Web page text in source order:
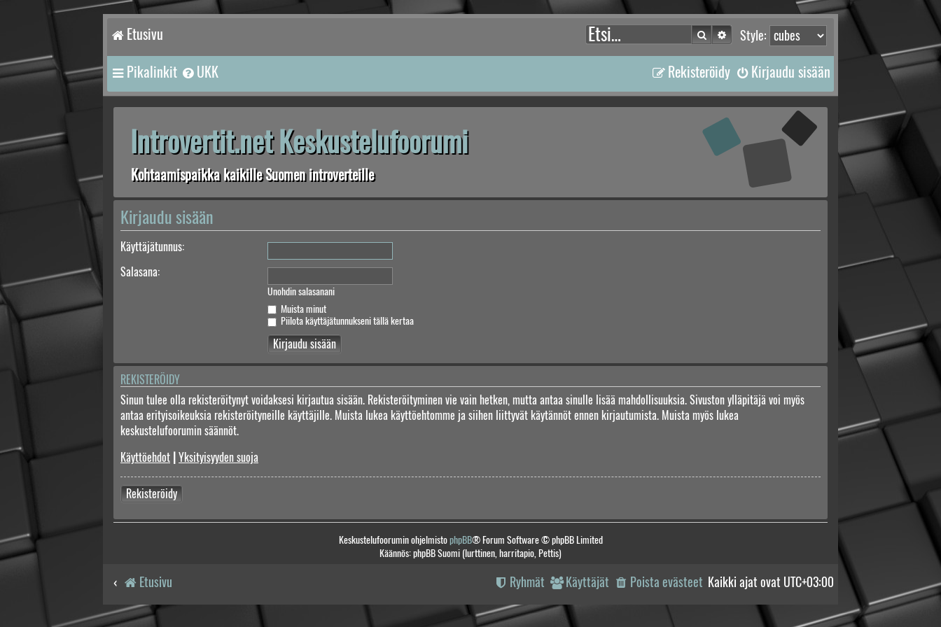
Etusivu Style:
Etsi Tarkennettu haku
Pikalinkit UKK Kirjaudu sisään
Rekisteröidy
Introvertit.net Keskustelufoorumi
Kohtaamispaikka kaikille Suomen introverteille
Kirjaudu sisään
Käyttäjätunnus:
Salasana:
Unohdin salasanani
Muista minut
Piilota käyttäjätunnukseni tällä kertaa
REKISTERÖIDY
Sinun tulee olla rekisteröitynyt voidaksesi kirjautua sisään. Rekisteröityminen vie vain hetken, mutta antaa sinulle lisää mahdollisuuksia. Sivuston ylläpitäjä voi myös
antaa erityisoikeuksia rekisteröityneille käyttäjille. Muista lukea käyttöehtomme ja siihen liittyvät käytännöt ennen kirjautumista. Muista myös lukea
keskustelufoorumin säännöt.
Käyttöehdot | Yksityisyyden suoja
Rekisteröidy
Keskustelufoorumin ohjelmistophpBB® Forum Software © phpBB Limited
Käännös: phpBB Suomi (lurttinen, harritapio, Pettis)
Etusivu Kaikki ajat ovat UTC+03:00
Poista evästeet
Käyttäjät
Ryhmät